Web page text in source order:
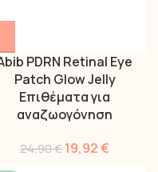
PDRN Retinal Eye
Patch Glow Jelly
Επιθέματα για
αναζωογόνηση
24,90€ 19,92€